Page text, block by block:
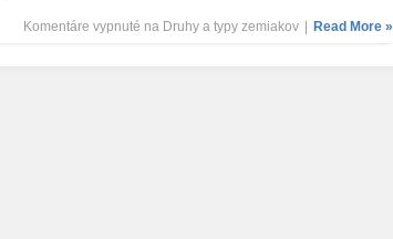
Komentáre vypnuté na Druhy a typy zemiakov Read More »